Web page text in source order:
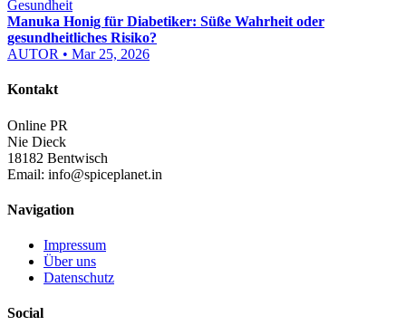
Gesundheit
Manuka Honig für Diabetiker: Süße Wahrheit oder
gesundheitliches Risiko?
AUTOR • Mar 25, 2026
Kontakt
Online PR
Nie Dieck
18182 Bentwisch
Email: info@spiceplanet.in
Navigation
Impressum
Über uns
Datenschutz
Social